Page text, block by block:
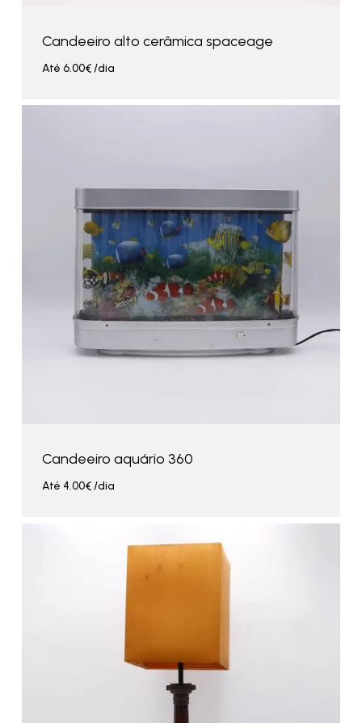
Candeeiro alto cerâmica spaceage
Até 6.00€/dia
Candeeiro aquário 360
Até 4.00€/dia